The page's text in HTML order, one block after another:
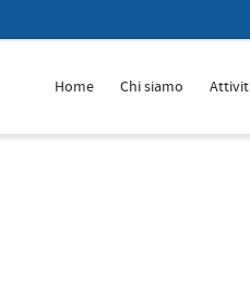
Home Chi siamo